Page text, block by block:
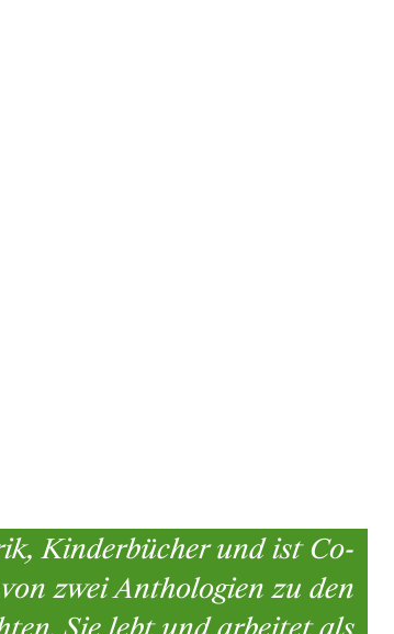
Kinderbücher und ist Co-
zwei Anthologien zu den